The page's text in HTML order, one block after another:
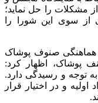
مشکلات را حل نماید؛
از سوی این شورا را
هماهنگی صنوف پوشاک
اظهار کرد:
توجه و رسیدگی دارد.
اولیه و در اختیار قرار